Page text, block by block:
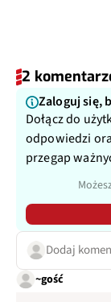
2
Zaloguj się,
Dołącz do
odpowiedzi
przegap
Dodaj
~gość